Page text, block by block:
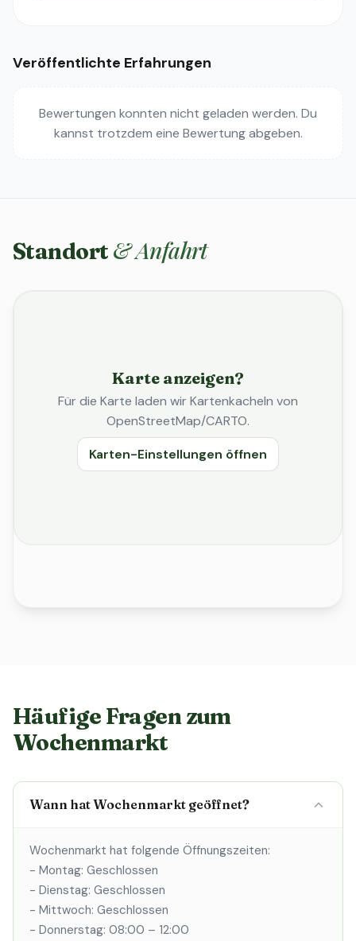
Veröffentlichte Erfahrungen
Bewertungen konnten nicht geladen werden. Du
kannst trotzdem eine Bewertung abgeben.
Standort & Anfahrt
Karte anzeigen?
Für die Karte laden wir Kartenkacheln von
OpenStreetMap/CARTO.
Karten-Einstellungen öffnen
Häufige Fragen zum
Wochenmarkt
Wann hat Wochenmarkt geöffnet?
Wochenmarkt hat folgende Öffnungszeiten:
- Montag: Geschlossen
- Dienstag: Geschlossen
- Mittwoch: Geschlossen
- Donnerstag: 08:00 – 12:00